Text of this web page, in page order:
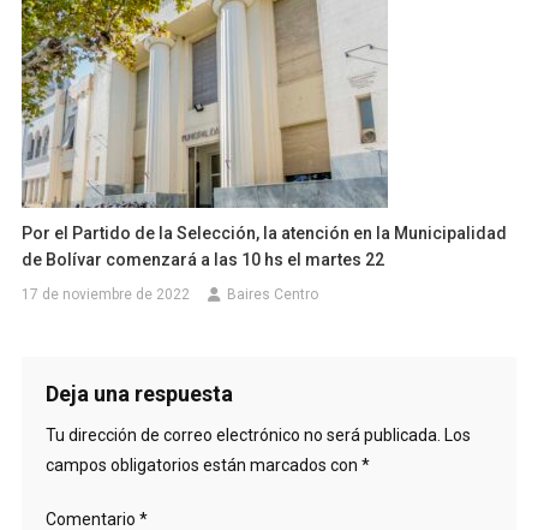
Por el Partido de la Selección, la atención en la Municipalidad
de Bolívar comenzará a las 10 hs el martes 22
17 de noviembre de 2022 Baires Centro
Deja una respuesta
Tu dirección de correo electrónico no será publicada. Los
campos obligatorios están marcados con *
Comentario *